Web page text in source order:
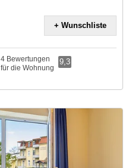
+ Wunschliste
4 Bewertungen
für die Wohnung
9,3